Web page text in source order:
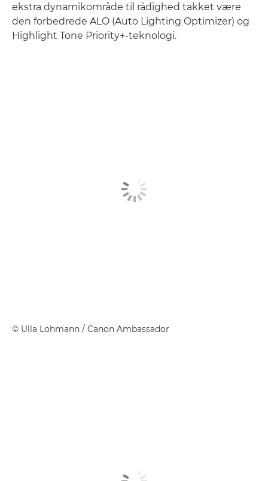
ekstra dynamikområde til rådighed takket være
den forbedrede ALO (Auto Lighting Optimizer) og
Highlight Tone Priority+-teknologi.
© Ulla Lohmann / Canon Ambassador